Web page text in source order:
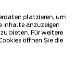
platzieren, um
Inhalte anzuzeigen
bieten. Für weitere
öffnen Sie die